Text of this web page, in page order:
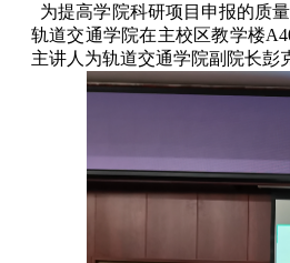
为提高学院科研项目申报的质
轨道交通学院在主校区教学楼
主讲人为轨道交通学院副院长彭